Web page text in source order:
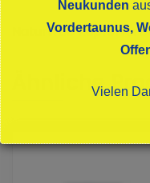
Naturtrüb
Ähnliche
Neukunden
Vordertaunus,
Vielen
Dies